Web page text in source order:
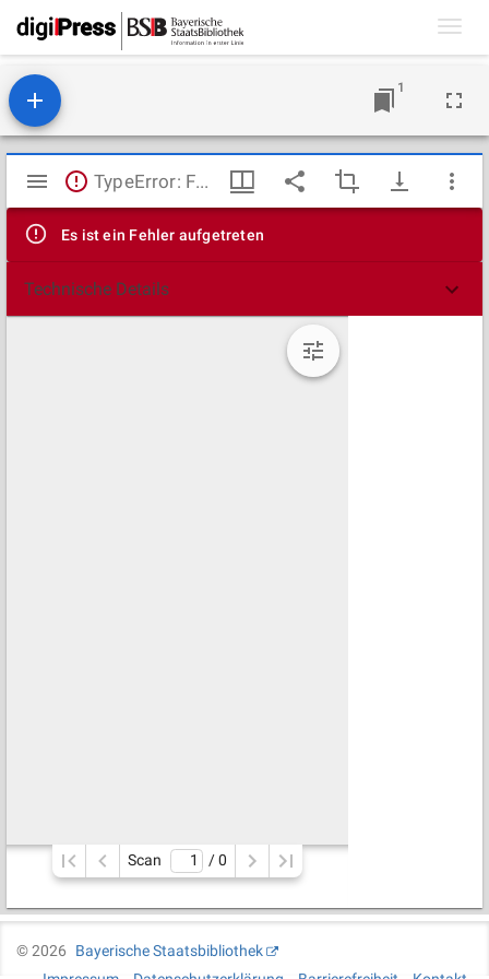
1
Mirador
Viewer
TypeError: Failed to fetch
Es ist ein Fehler aufgetreten
Technische Details
Scan / 0
©2026
Bayerische Staatsbibliothek